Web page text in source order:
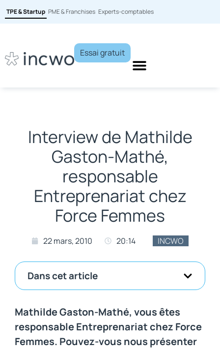
TPE & Startup PME & Franchises Experts-comptables
Essai gratuit
Interview de Mathilde
Gaston-Mathé,
responsable
Entreprenariat chez
Force Femmes
22 mars, 2010 20:14 INCWO
Dans cet article
Mathilde Gaston-Mathé, vous êtes
responsable Entreprenariat chez Force
Femmes. Pouvez-vous nous présenter